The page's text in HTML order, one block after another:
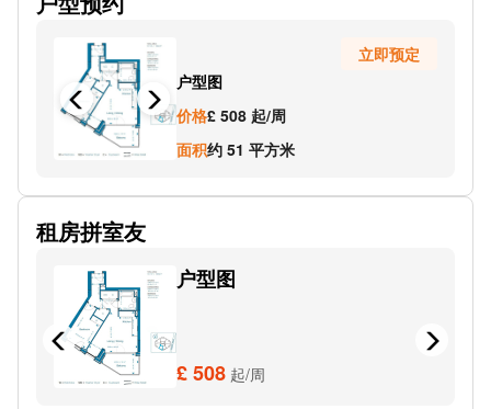
Boord Street Stop Mt
Dreadnought Street Stop Ma
Morden Wharf Road Stop MV
Millennium Primary School Stop MS
Millennium Village Oval Square Stop MC
Leamouth Orchard Place Stop I
Charrington Steps
Emirates Air Line Royal Docks
Emirates Royal Docks
户型图
价格£ 508 起/周
面积约 51 平方米
立即预定
租房拼室友
户型图
£ 508 起/周